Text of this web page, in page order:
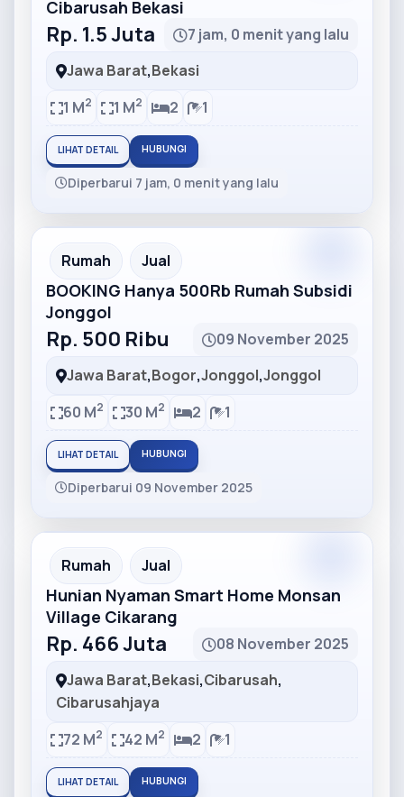
Cibarusah Bekasi
Rp. 1.5 Juta
7 jam, 0 menit yang lalu
Jawa Barat,Bekasi
1 M2 1 M2 2 1
LIHAT DETAIL HUBUNGI
Diperbarui 7 jam, 0 menit yang lalu
Partner Ad
Rumah Jual
BOOKING Hanya 500Rb Rumah Subsidi
Jonggol
Rp. 500 Ribu
09 November 2025
Jawa Barat,Bogor,Jonggol,Jonggol
60 M2 30 M2 2 1
LIHAT DETAIL HUBUNGI
Diperbarui 09 November 2025
Partner Ad
Rumah Jual
Hunian Nyaman Smart Home Monsan
Village Cikarang
Rp. 466 Juta
08 November 2025
Jawa Barat,Bekasi,Cibarusah,
Cibarusahjaya
72 M2 42 M2 2 1
LIHAT DETAIL HUBUNGI